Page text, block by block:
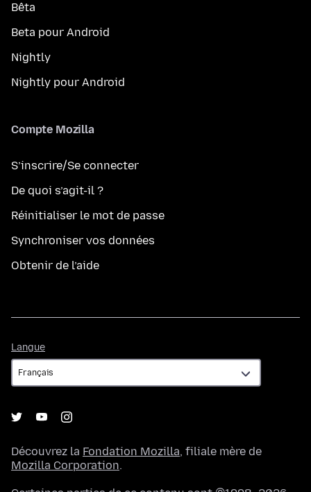
Bêta
Beta pour Android
Nightly
Nightly pour Android
Compte Mozilla
S’inscrire/Se connecter
De quoi s’agit-il ?
Réinitialiser le mot de passe
Synchroniser vos données
Obtenir de l’aide
Langue
Découvrez la Fondation Mozilla, filiale mère de
Mozilla Corporation.